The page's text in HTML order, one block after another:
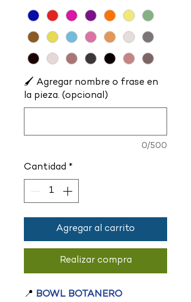
🖌️ Agregar nombre o frase en
la pieza. (opcional)
0/500
Cantidad *
Agregar al carrito
Realizar compra
📍 BOWL BOTANERO